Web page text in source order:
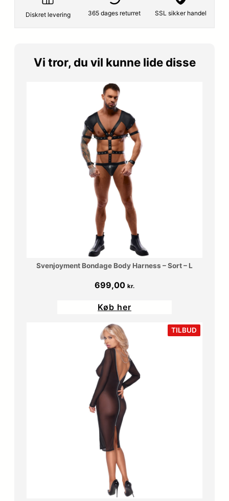
Diskret levering 365 dages returret SSL sikker handel
Vi tror, du vil kunne lide disse
Svenjoyment Bondage Body Harness – Sort – L
699,00 kr.
Køb her
TILBUD
PÅ